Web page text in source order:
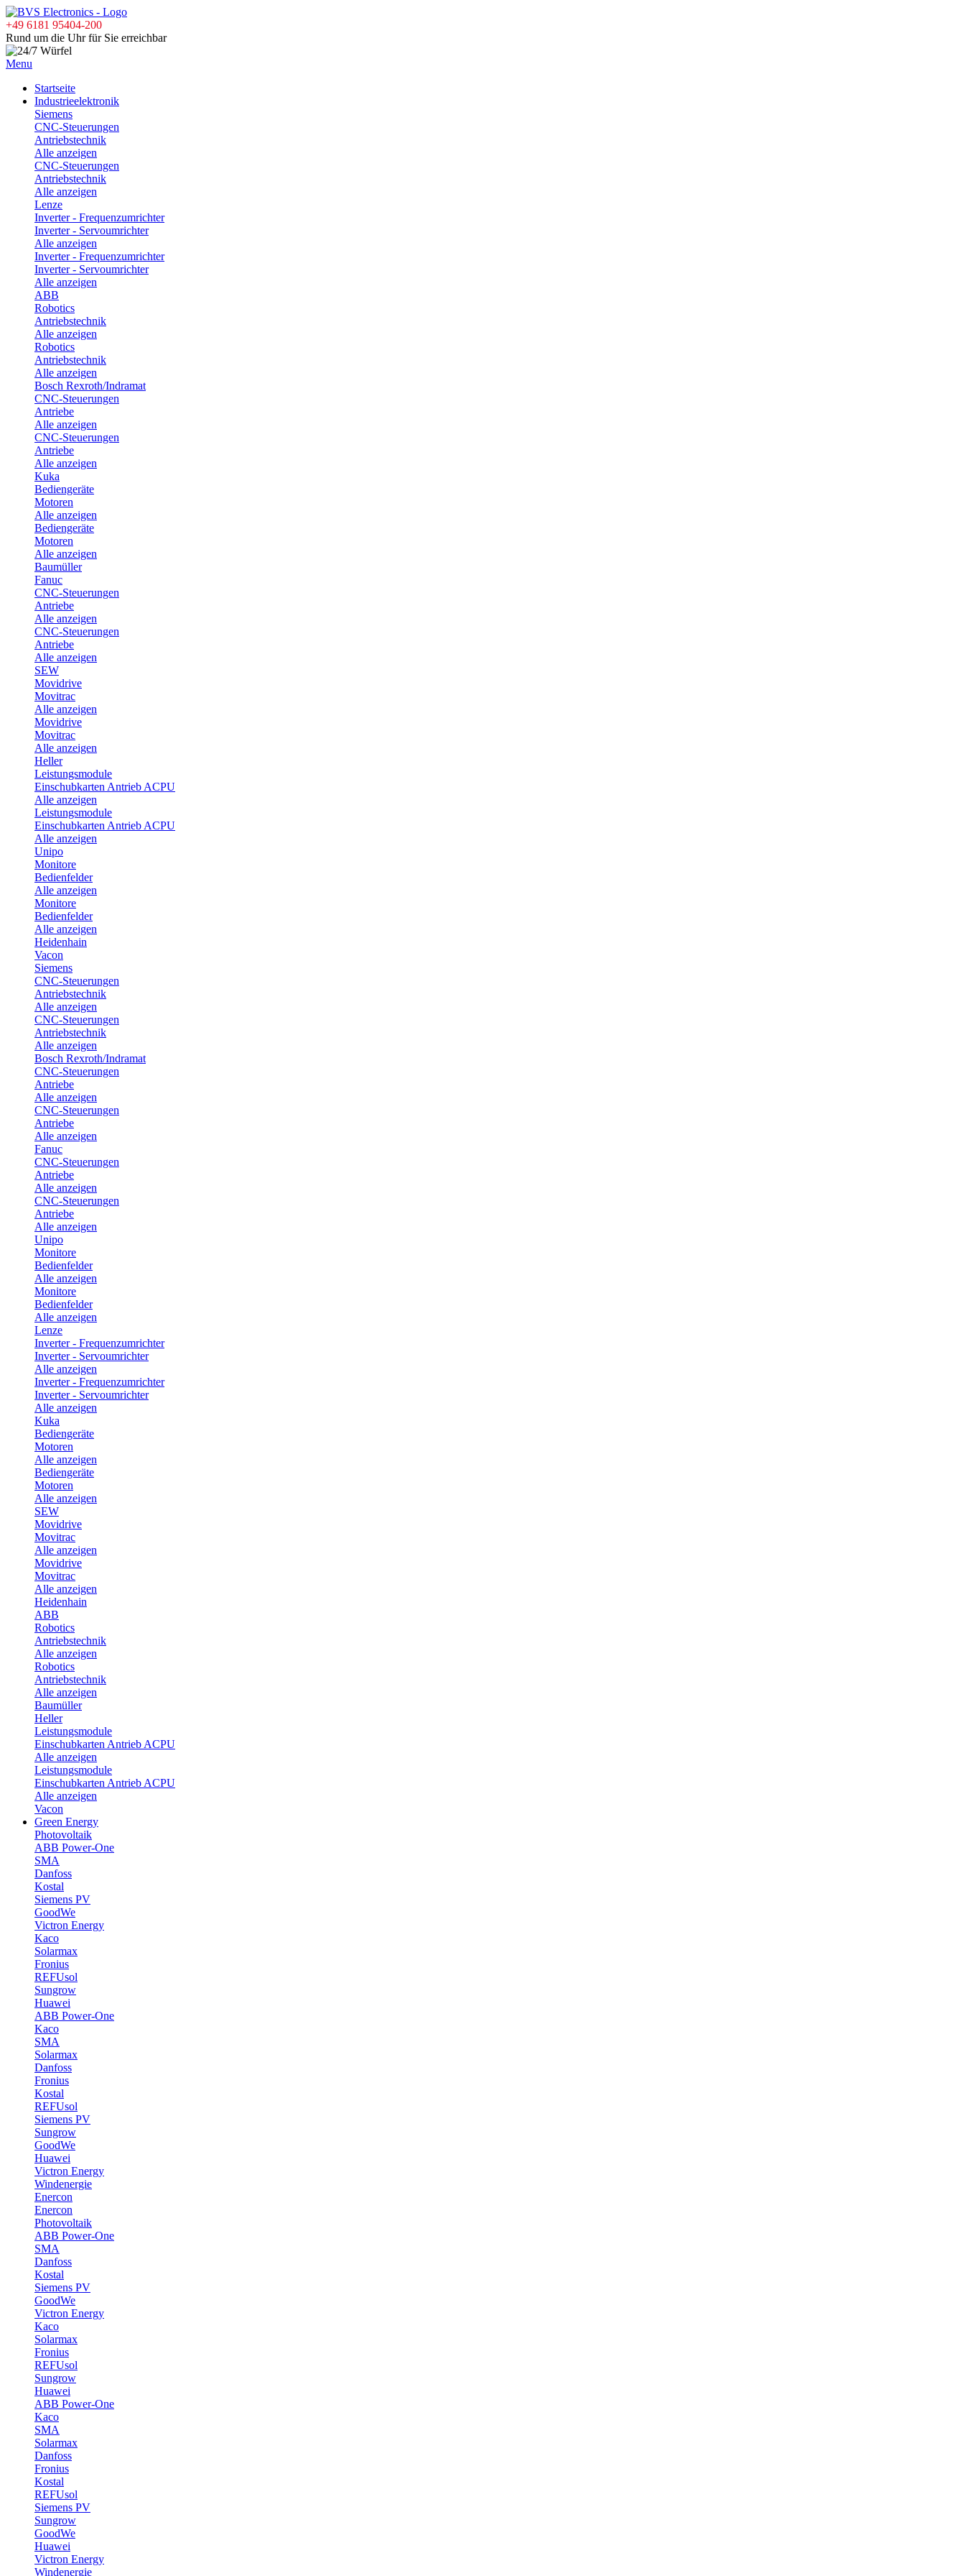
+49 6181 95404-200
Rund um die Uhr für Sie erreichbar
Menu
Startseite
Industrieelektronik
Siemens
CNC-Steuerungen
Antriebstechnik
Alle anzeigen
CNC-Steuerungen
Antriebstechnik
Alle anzeigen
Lenze
Inverter - Frequenzumrichter
Inverter - Servoumrichter
Alle anzeigen
Inverter - Frequenzumrichter
Inverter - Servoumrichter
Alle anzeigen
ABB
Robotics
Antriebstechnik
Alle anzeigen
Robotics
Antriebstechnik
Alle anzeigen
Bosch Rexroth/Indramat
CNC-Steuerungen
Antriebe
Alle anzeigen
CNC-Steuerungen
Antriebe
Alle anzeigen
Kuka
Bediengeräte
Motoren
Alle anzeigen
Bediengeräte
Motoren
Alle anzeigen
Baumüller
Fanuc
CNC-Steuerungen
Antriebe
Alle anzeigen
CNC-Steuerungen
Antriebe
Alle anzeigen
SEW
Movidrive
Movitrac
Alle anzeigen
Movidrive
Movitrac
Alle anzeigen
Heller
Leistungsmodule
Einschubkarten Antrieb ACPU
Alle anzeigen
Leistungsmodule
Einschubkarten Antrieb ACPU
Alle anzeigen
Unipo
Monitore
Bedienfelder
Alle anzeigen
Monitore
Bedienfelder
Alle anzeigen
Heidenhain
Vacon
Siemens
CNC-Steuerungen
Antriebstechnik
Alle anzeigen
CNC-Steuerungen
Antriebstechnik
Alle anzeigen
Bosch Rexroth/Indramat
CNC-Steuerungen
Antriebe
Alle anzeigen
CNC-Steuerungen
Antriebe
Alle anzeigen
Fanuc
CNC-Steuerungen
Antriebe
Alle anzeigen
CNC-Steuerungen
Antriebe
Alle anzeigen
Unipo
Monitore
Bedienfelder
Alle anzeigen
Monitore
Bedienfelder
Alle anzeigen
Lenze
Inverter - Frequenzumrichter
Inverter - Servoumrichter
Alle anzeigen
Inverter - Frequenzumrichter
Inverter - Servoumrichter
Alle anzeigen
Kuka
Bediengeräte
Motoren
Alle anzeigen
Bediengeräte
Motoren
Alle anzeigen
SEW
Movidrive
Movitrac
Alle anzeigen
Movidrive
Movitrac
Alle anzeigen
Heidenhain
ABB
Robotics
Antriebstechnik
Alle anzeigen
Robotics
Antriebstechnik
Alle anzeigen
Baumüller
Heller
Leistungsmodule
Einschubkarten Antrieb ACPU
Alle anzeigen
Leistungsmodule
Einschubkarten Antrieb ACPU
Alle anzeigen
Vacon
Green Energy
Photovoltaik
ABB Power-One
SMA
Danfoss
Kostal
Siemens PV
GoodWe
Victron Energy
Kaco
Solarmax
Fronius
REFUsol
Sungrow
Huawei
ABB Power-One
Kaco
SMA
Solarmax
Danfoss
Fronius
Kostal
REFUsol
Siemens PV
Sungrow
GoodWe
Huawei
Victron Energy
Windenergie
Enercon
Enercon
Photovoltaik
ABB Power-One
SMA
Danfoss
Kostal
Siemens PV
GoodWe
Victron Energy
Kaco
Solarmax
Fronius
REFUsol
Sungrow
Huawei
ABB Power-One
Kaco
SMA
Solarmax
Danfoss
Fronius
Kostal
REFUsol
Siemens PV
Sungrow
GoodWe
Huawei
Victron Energy
Windenergie